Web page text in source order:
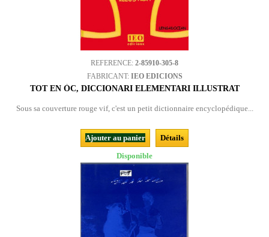
REFERENCE: 2-85910-305-8
FABRICANT: IEO EDICIONS
TOT EN ÒC, DICCIONARI ELEMENTARI ILLUSTRAT
Sous sa couverture rouge vif, c'est un petit dictionnaire encyclopédique...
Ajouter au panier
Détails
Disponible